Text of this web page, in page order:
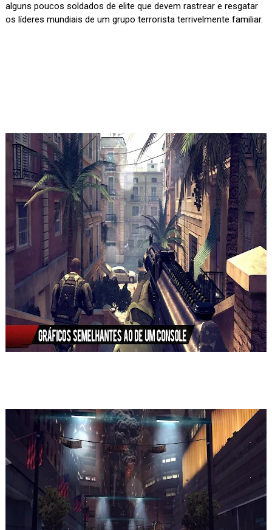
alguns poucos soldados de elite que devem rastrear e resgatar
os líderes mundiais de um grupo terrorista terrivelmente familiar.